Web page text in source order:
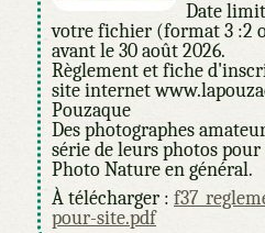
Date
votre fichier (format 3 :2
avant le 30 août 2026.
Règlement et fiche
site internet
Pouzaque
Des photographes
série de leurs photos
Photo Nature en général.
À télécharger :
pour-site.pdf